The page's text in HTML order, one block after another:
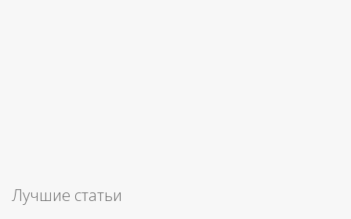
Лучшие статьи